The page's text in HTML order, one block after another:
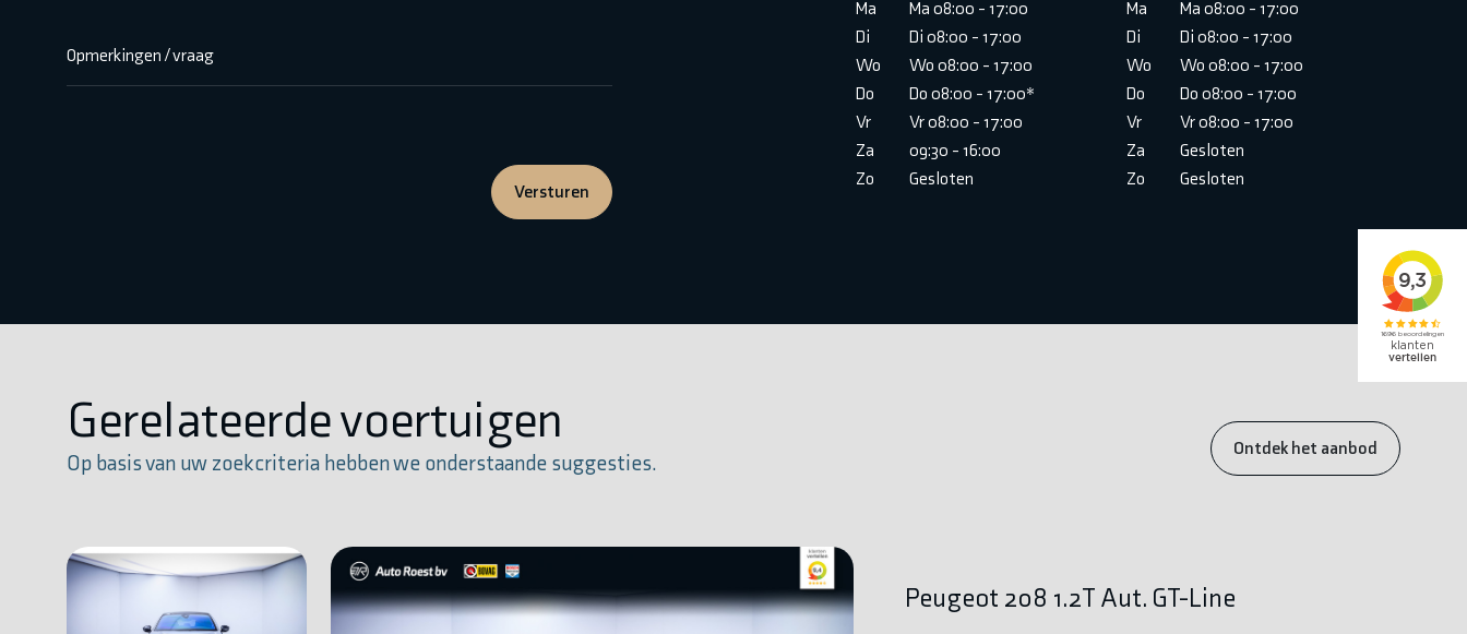
Opmerkingen / vraag
Versturen
Ma
Ma 08:00 - 17:00
Di
Di 08:00 - 17:00
Wo
Wo 08:00 - 17:00
Do
Do 08:00 - 17:00*
Vr
Vr 08:00 - 17:00
Za
09:30 - 16:00
Zo
Gesloten
Ma
Ma 08:00 - 17:00
Di
Di 08:00 - 17:00
Wo
Wo 08:00 - 17:00
Do
Do 08:00 - 17:00
Vr
Vr 08:00 - 17:00
Za
Gesloten
Zo
Gesloten
Gerelateerde voertuigen
Op basis van uw zoekcriteria hebben we onderstaande suggesties.
Ontdek het aanbod
Peugeot 208 1.2T Aut. GT-Line